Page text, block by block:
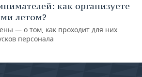
как организуете
летом?
— о том, как проходит для них
персонала